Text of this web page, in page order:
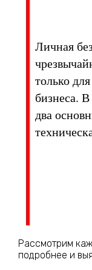
Личная
только
бизнеса.
два
Рассмотрим
подробнее и